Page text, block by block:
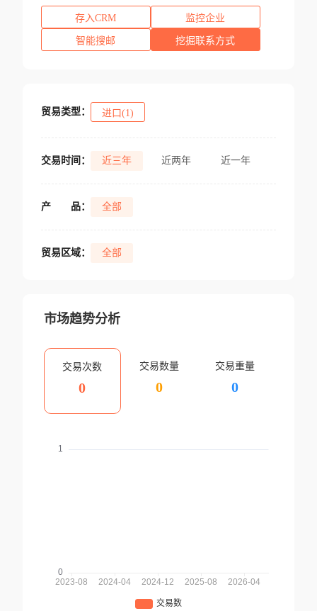
存入CRM 监控企业
智能搜邮 挖掘联系方式
贸易类型： 进口(1)
交易时间： 近三年 近两年 近一年
产 品： 全部
贸易区域： 全部
市场趋势分析
交易次数
0
交易数量
0
交易重量
0